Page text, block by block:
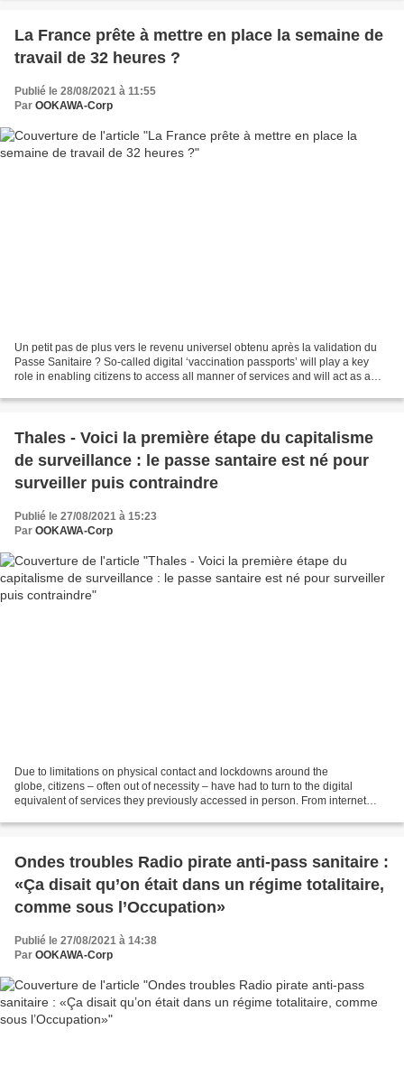
La France prête à mettre en place la semaine de
travail de 32 heures ?
Publié le 28/08/2021 à 11:55
Par OOKAWA-Corp
Un petit pas de plus vers le revenu universel obtenu après la validation du
Passe Sanitaire ? So-called digital ‘vaccination passports’ will play a key
role in enabling citizens to access all manner of services and will act as a
Thales - Voici la première étape du capitalisme
de surveillance : le passe santaire est né pour
surveiller puis contraindre
Publié le 27/08/2021 à 15:23
Par OOKAWA-Corp
Due to limitations on physical contact and lockdowns around the
globe, citizens – often out of necessity – have had to turn to the digital
equivalent of services they previously accessed in person. From internet
Ondes troubles Radio pirate anti-pass sanitaire :
«Ça disait qu’on était dans un régime totalitaire,
comme sous l’Occupation»
Publié le 27/08/2021 à 14:38
Par OOKAWA-Corp